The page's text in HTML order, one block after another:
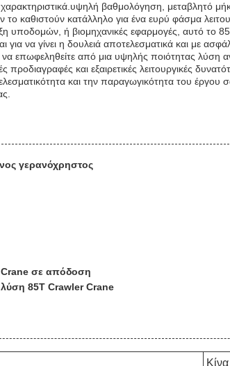
χαρακτηριστικά.υψηλή βαθμολόγηση, μεταβλητό
καθιστούν κατάλληλο για ένα ευρύ φάσμα
υποδομών, ή βιομηχανικές εφαρμογές, αυτό το
να γίνει η δουλειά αποτελεσματικά και με
επωφεληθείτε από μια υψηλής ποιότητας λύση
και εξαιρετικές λειτουργικές
και την παραγωγικότητα του έργου
γερανόχρηστος
Crane σε απόδοση
λύση 85T Crawler Crane
Κίνα